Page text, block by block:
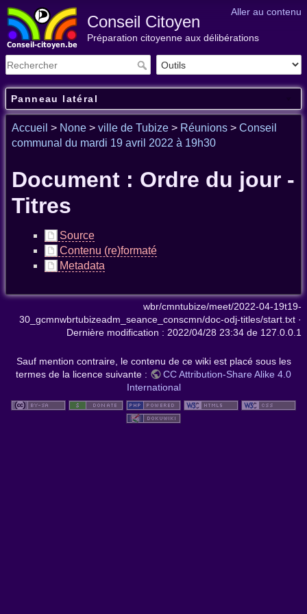
Aller au contenu
Conseil Citoyen
Préparation citoyenne aux délibérations
Panneau latéral
Accueil > None > ville de Tubize > Réunions > Conseil
communal du mardi 19 avril 2022 à 19h30
Document : Ordre du jour -
Titres
Source
Contenu (re)formaté
Metadata
wbr/cmntubize/meet/2022-04-19t19-
30_gcmnwbrtubizeadm_seance_conscmn/doc-odj-titles/start.txt ·
Dernière modification : 2022/04/28 23:34 de 127.0.0.1
Sauf mention contraire, le contenu de ce wiki est placé sous les
termes de la licence suivante :
CC Attribution-Share Alike 4.0
International